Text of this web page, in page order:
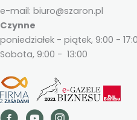
e-mail: biuro@szaron.pl
Czynne
poniedziałek - piątek, 9:00 -
Sobota, 9:00 - 13:00